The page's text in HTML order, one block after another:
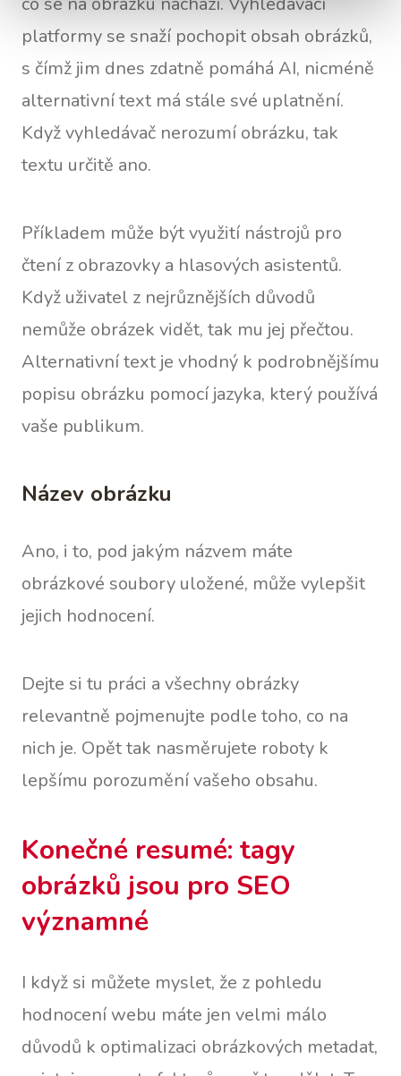
platformy se snaží pochopit obsah obrázků,
s čímž jim dnes zdatně pomáhá AI, nicméně
alternativní text má stále své uplatnění.
Když vyhledávač nerozumí obrázku, tak
textu určitě ano.
Příkladem může být využití nástrojů pro
čtení z obrazovky a hlasových asistentů.
Když uživatel z nejrůznějších důvodů
nemůže obrázek vidět, tak mu jej přečtou.
Alternativní text je vhodný k podrobnějšímu
popisu obrázku pomocí jazyka, který používá
vaše publikum.
Název obrázku
Ano, i to, pod jakým názvem máte
obrázkové soubory uložené, může vylepšit
jejich hodnocení.
Dejte si tu práci a všechny obrázky
relevantně pojmenujte podle toho, co na
nich je. Opět tak nasměrujete roboty k
lepšímu porozumění vašeho obsahu.
Konečné resumé: tagy
obrázků jsou pro SEO
významné
I když si můžete myslet, že z pohledu
hodnocení webu máte jen velmi málo
důvodů k optimalizaci obrázkových metadat,